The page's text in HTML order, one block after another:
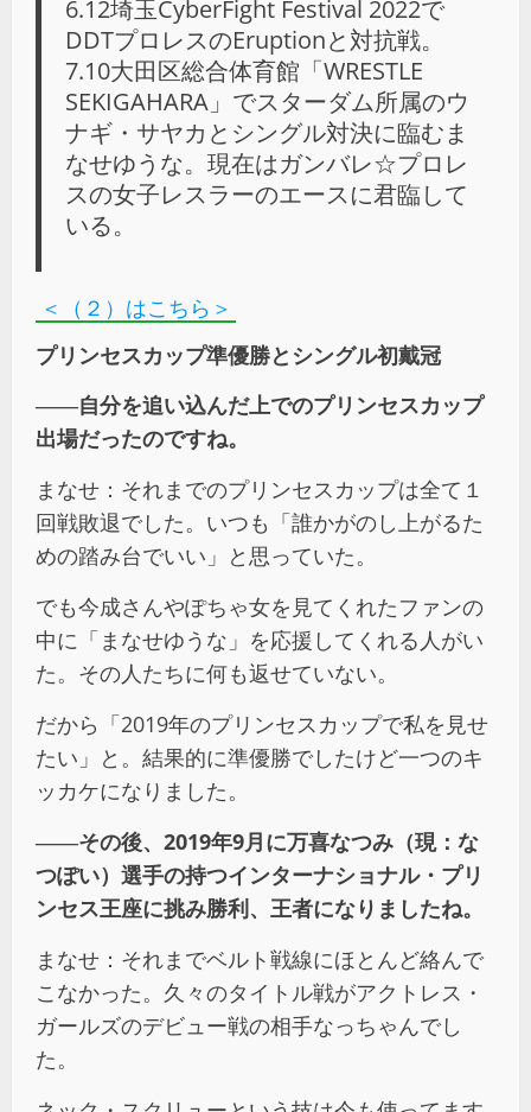
6.12埼玉CyberFight Festival 2022で
DDTプロレスのEruptionと対抗戦。
7.10大田区総合体育館「WRESTLE
SEKIGAHARA」でスターダム所属のウ
ナギ・サヤカとシングル対決に臨むま
なせゆうな。現在はガンバレ☆プロレ
スの女子レスラーのエースに君臨して
いる。
＜（２）はこちら＞
プリンセスカップ準優勝とシングル初戴冠
――自分を追い込んだ上でのプリンセスカップ
出場だったのですね。
まなせ：それまでのプリンセスカップは全て１
回戦敗退でした。いつも「誰かがのし上がるた
めの踏み台でいい」と思っていた。
でも今成さんやぽちゃ女を見てくれたファンの
中に「まなせゆうな」を応援してくれる人がい
た。その人たちに何も返せていない。
だから「2019年のプリンセスカップで私を見せ
たい」と。結果的に準優勝でしたけど一つのキ
ッカケになりました。
――その後、2019年9月に万喜なつみ（現：な
つぽい）選手の持つインターナショナル・プリ
ンセス王座に挑み勝利、王者になりましたね。
まなせ：それまでベルト戦線にほとんど絡んで
こなかった。久々のタイトル戦がアクトレス・
ガールズのデビュー戦の相⼿なっちゃんでし
た。